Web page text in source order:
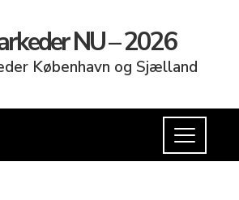
NU – 2026
København og Sjælland